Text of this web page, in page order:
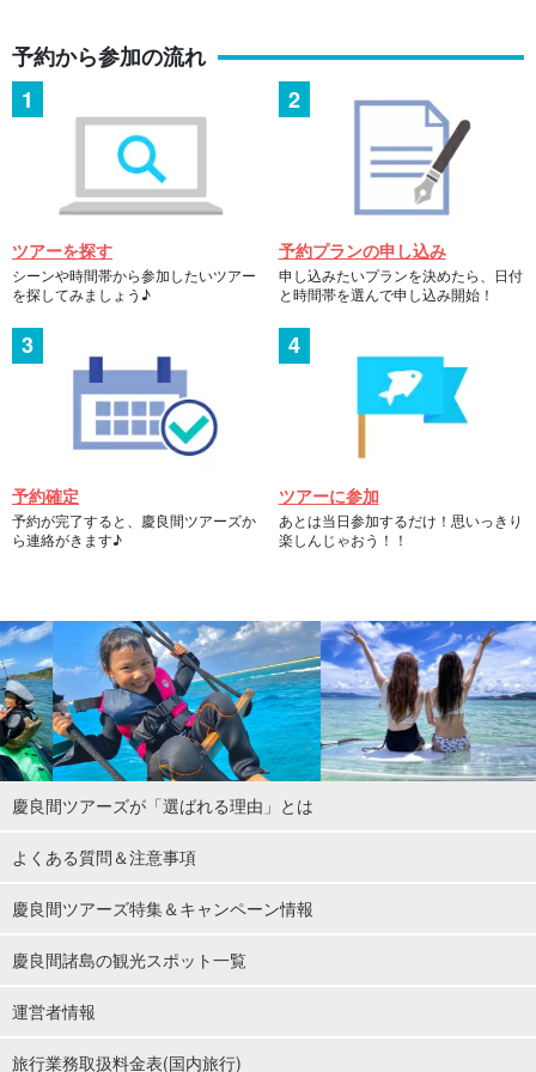
予約から参加の流れ
ツアーを探す
シーンや時間帯から参加したいツアー
を探してみましょう♪
予約プランの申し込み
申し込みたいプランを決めたら、日付
と時間帯を選んで申し込み開始！
予約確定
予約が完了すると、慶良間ツアーズか
ら連絡がきます♪
ツアーに参加
あとは当日参加するだけ！思いっきり
楽しんじゃおう！！
慶良間ツアーズが「選ばれる理由」とは
よくある質問＆注意事項
慶良間ツアーズ特集＆キャンペーン情報
慶良間諸島の観光スポット一覧
運営者情報
旅行業務取扱料金表(国内旅行)